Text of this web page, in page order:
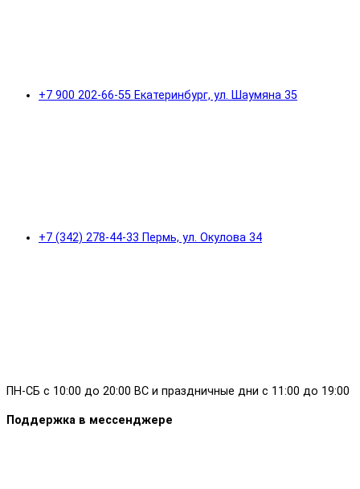
+7 900 202-66-55 Екатеринбург, ул. Шаумяна 35
+7 (342) 278-44-33 Пермь, ул. Окулова 34
ПН-СБ с 10:00 до 20:00 ВС и праздничные дни с 11:00 до 19:00
Поддержка в мессенджере